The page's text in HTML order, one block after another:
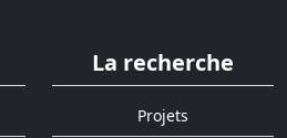
La recherche
Projets